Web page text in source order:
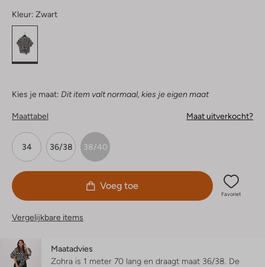
Kleur: Zwart
Kies je maat: Dit item valt normaal, kies je eigen maat
Maattabel Maat uitverkocht?
34 36/38 38/40
Voeg toe
Favoriet
Vergelijkbare items
Maatadvies
Zohra is 1 meter 70 lang en draagt maat 36/38. De